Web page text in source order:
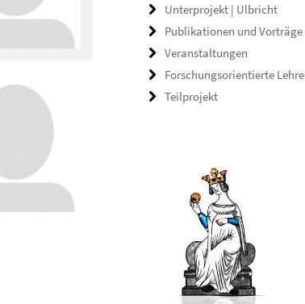
Unterprojekt | Ulbricht
Publikationen und Vorträge
Veranstaltungen
Forschungsorientierte Lehre
Teilprojekt